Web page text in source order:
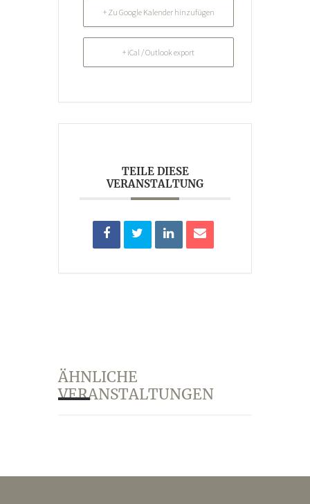
+ Zu Google Kalender hinzufügen
+ iCal / Outlook export
TEILE DIESE
VERANSTALTUNG
ÄHNLICHE
VERANSTALTUNGEN